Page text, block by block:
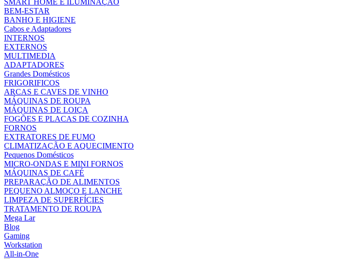
SMART HOME E ILUMINAÇÃO
BEM-ESTAR
BANHO E HIGIENE
Cabos e Adaptadores
INTERNOS
EXTERNOS
MULTIMEDIA
ADAPTADORES
Grandes Domésticos
FRIGORIFICOS
ARCAS E CAVES DE VINHO
MÁQUINAS DE ROUPA
MÁQUINAS DE LOIÇA
FOGÕES E PLACAS DE COZINHA
FORNOS
EXTRATORES DE FUMO
CLIMATIZAÇÃO E AQUECIMENTO
Pequenos Domésticos
MICRO-ONDAS E MINI FORNOS
MÁQUINAS DE CAFÉ
PREPARAÇÃO DE ALIMENTOS
PEQUENO ALMOÇO E LANCHE
LIMPEZA DE SUPERFÍCIES
TRATAMENTO DE ROUPA
Mega Lar
Blog
Gaming
Workstation
All-in-One